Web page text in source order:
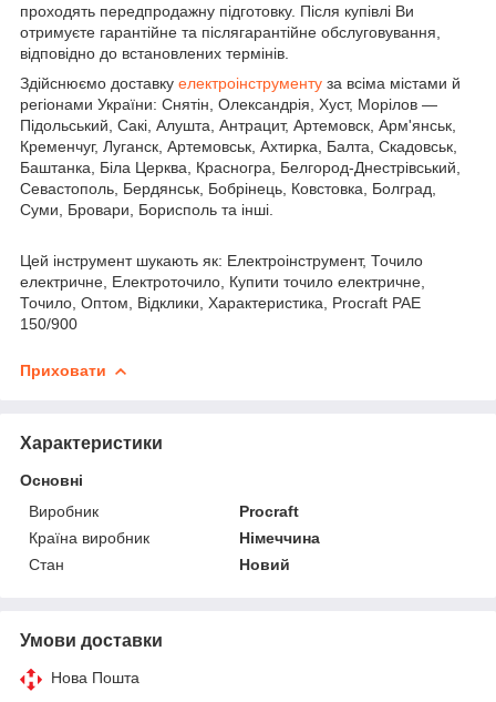
проходять передпродажну підготовку. Після купівлі Ви
отримуєте гарантійне та післягарантійне обслуговування,
відповідно до встановлених термінів.
Здійснюємо доставку електроінструменту за всіма містами й
регіонами України: Снятін, Олександрія, Хуст, Морілов —
Підольський, Сакі, Алушта, Антрацит, Артемовск, Арм'янськ,
Кременчуг, Луганск, Артемовськ, Ахтирка, Балта, Скадовськ,
Баштанка, Біла Церква, Красногра, Белгород-Днестрівський,
Севастополь, Бердянськ, Бобрінець, Ковстовка, Болград,
Суми, Бровари, Борисполь та інші.
Цей інструмент шукають як: Електроінструмент, Точило
електричне, Електроточило, Купити точило електричне,
Точило, Оптом, Відклики, Характеристика, Procraft PAE
150/900
Приховати
Характеристики
Основні
Виробник
Procraft
Країна виробник
Німеччина
Стан
Новий
Умови доставки
Нова Пошта